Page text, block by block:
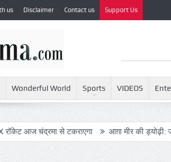
us Disclaimer Contact us Support Us
Wonderful World Sports VIDEOS
से टकराएगा आग़ा मीर की ड्योढ़ी: जहाँ शानदार